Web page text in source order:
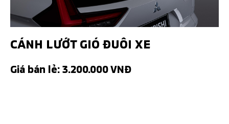
CÁNH LƯỚT GIÓ ĐUÔI XE
Giá bán lẻ: 3.200.000 VNĐ